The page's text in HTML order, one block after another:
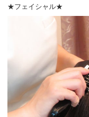
★フェイシャル★